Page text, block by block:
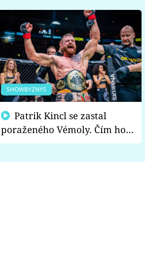
SHOWBYZNYS
poraženého Vémoly. Čím ho
fanoušci naštvali?